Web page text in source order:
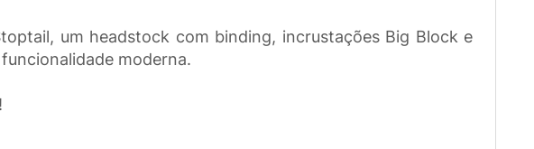
um headstock com binding, incrustações Big Block e
moderna.